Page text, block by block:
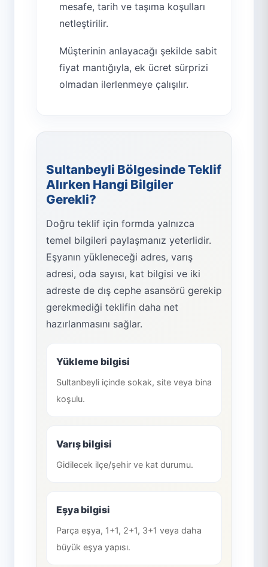
mesafe, tarih ve taşıma koşulları
netleştirilir.
Müşterinin anlayacağı şekilde sabit
fiyat mantığıyla, ek ücret sürprizi
olmadan ilerlenmeye çalışılır.
Sultanbeyli Bölgesinde Teklif
Alırken Hangi Bilgiler
Gerekli?
Doğru teklif için formda yalnızca
temel bilgileri paylaşmanız yeterlidir.
Eşyanın yükleneceği adres, varış
adresi, oda sayısı, kat bilgisi ve iki
adreste de dış cephe asansörü gerekip
gerekmediği teklifin daha net
hazırlanmasını sağlar.
Yükleme bilgisi
Sultanbeyli içinde sokak, site veya bina
koşulu.
Varış bilgisi
Gidilecek ilçe/şehir ve kat durumu.
Eşya bilgisi
Parça eşya, 1+1, 2+1, 3+1 veya daha
büyük eşya yapısı.